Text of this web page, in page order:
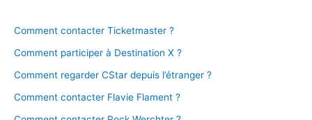
Comment contacter Ticketmaster ?
Comment participer à Destination X ?
Comment regarder CStar depuis l’étranger ?
Comment contacter Flavie Flament ?